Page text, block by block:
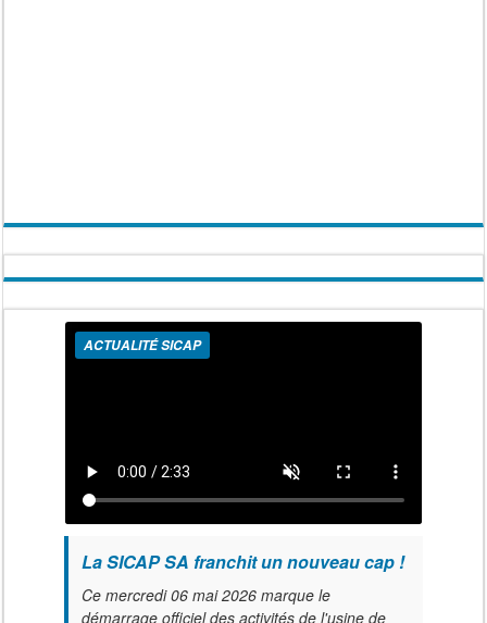
ACTUALITÉ SICAP
La SICAP SA franchit un nouveau cap !
Ce mercredi 06 mai 2026 marque le
démarrage officiel des activités de l'usine de